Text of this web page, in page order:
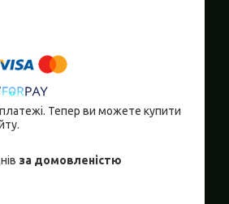
платежі. Тепер ви можете купити
за домовленістю